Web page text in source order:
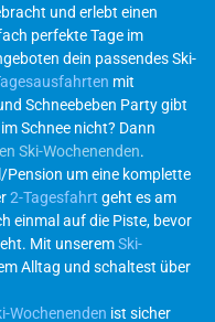
und erlebt einen
perfekte Tage im
dein passendes Ski-
mit
Schneebeben Party gibt
Schnee nicht? Dann
Ski-Wochenenden.
Pension um eine komplette
2-Tagesfahrt geht es am
einmal auf die Piste, bevor
Mit unseremSki-
Alltag und schaltest über
Wochenenden ist sicher